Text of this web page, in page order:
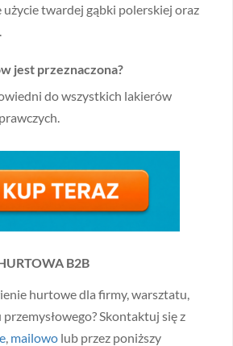
użycie twardej gąbki polerskiej oraz
jest przeznaczona?
do wszystkich lakierów
B2B
hurtowe dla firmy, warsztatu,
Skontaktuj się z
, mailowo lub przez poniższy